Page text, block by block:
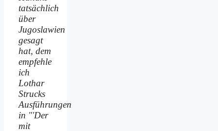
tatsächlich
über
Jugoslawien
gesagt
hat, dem
empfehle
ich
Lothar
Strucks
Ausführungen
in "'Der
mit